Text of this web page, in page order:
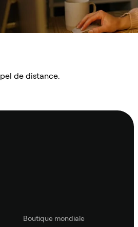
de distance.
Boutique mondiale